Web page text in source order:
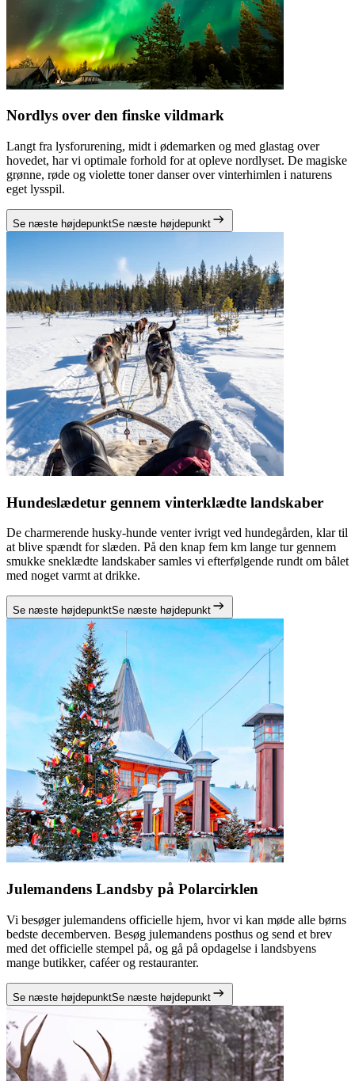
Nordlys over den finske vildmark
Langt fra lysforurening, midt i ødemarken og med glastag over
hovedet, har vi optimale forhold for at opleve nordlyset. De magiske
grønne, røde og violette toner danser over vinterhimlen i naturens
eget lysspil.
Se næste højdepunktSe næste højdepunkt
Hundeslædetur gennem vinterklædte landskaber
De charmerende husky-hunde venter ivrigt ved hundegården, klar til
at blive spændt for slæden. På den knap fem km lange tur gennem
smukke sneklædte landskaber samles vi efterfølgende rundt om bålet
med noget varmt at drikke.
Se næste højdepunktSe næste højdepunkt
Julemandens Landsby på Polarcirklen
Vi besøger julemandens officielle hjem, hvor vi kan møde alle børns
bedste decemberven. Besøg julemandens posthus og send et brev
med det officielle stempel på, og gå på opdagelse i landsbyens
mange butikker, caféer og restauranter.
Se næste højdepunktSe næste højdepunkt